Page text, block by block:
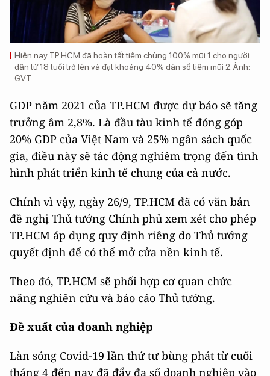
Hiện nay TP.HCM đã hoàn tất tiêm chủng 100% mũi 1 cho người
dân từ 18 tuổi trở lên và đạt khoảng 40% dân số tiêm mũi 2. Ảnh:
GVT.
GDP năm 2021 của TP.HCM được dự báo sẽ tăng
trưởng âm 2,8%. Là đầu tàu kinh tế đóng góp
20% GDP của Việt Nam và 25% ngân sách quốc
gia, điều này sẽ tác động nghiêm trọng đến tình
hình phát triển kinh tế chung của cả nước.
Chính vì vậy, ngày 26/9, TP.HCM đã có văn bản
đề nghị Thủ tướng Chính phủ xem xét cho phép
TP.HCM áp dụng quy định riêng do Thủ tướng
quyết định để có thể mở cửa nền kinh tế.
Theo đó, TP.HCM sẽ phối hợp cơ quan chức
năng nghiên cứu và báo cáo Thủ tướng.
Đề xuất của doanh nghiệp
Làn sóng Covid-19 lần thứ tư bùng phát từ cuối
tháng 4 đến nay đã đẩy đa số doanh nghiệp vào